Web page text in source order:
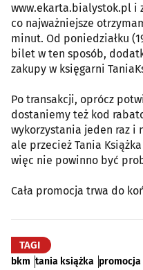
www.ekarta.bialystok.pl i
co najważniejsze
minut. Od poniedziałku
bilet w ten sposób,
zakupy w księgarni
Po transakcji, oprócz
dostaniemy też kod
wykorzystania jeden raz i
ale przecież Tania
więc nie powinno być
Cała promocja trwa do
TAGI
bkm tania książka promocja